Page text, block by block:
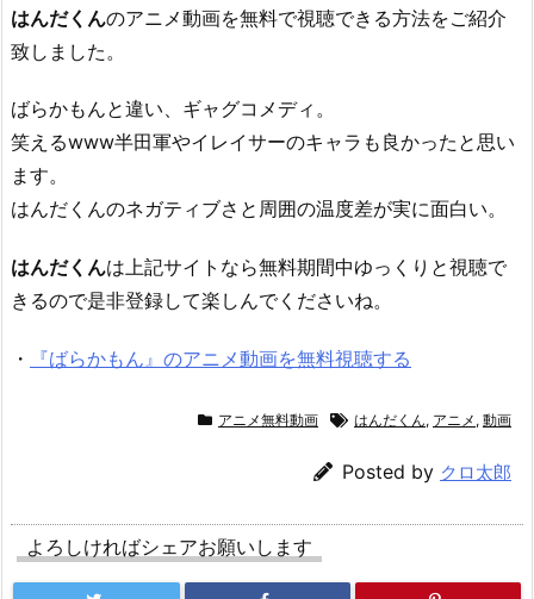
はんだくんのアニメ動画を無料で視聴できる方法をご紹介
致しました。
ばらかもんと違い、ギャグコメディ。
笑えるwww半田軍やイレイサーのキャラも良かったと思い
ます。
はんだくんのネガティブさと周囲の温度差が実に面白い。
はんだくんは上記サイトなら無料期間中ゆっくりと視聴で
きるので是非登録して楽しんでくださいね。
・ 『ばらかもん』のアニメ動画を無料視聴する
アニメ無料動画 はんだくん, アニメ , 動画
Posted by クロ太郎
よろしければシェアお願いします